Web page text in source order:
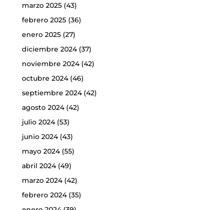
marzo 2025(43)
febrero 2025(36)
enero 2025(27)
diciembre 2024(37)
noviembre 2024(42)
octubre 2024(46)
septiembre 2024(42)
agosto 2024(42)
julio 2024(53)
junio 2024(43)
mayo 2024(55)
abril 2024(49)
marzo 2024(42)
febrero 2024(35)